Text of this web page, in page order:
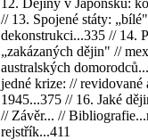
12. Dějiny v Japonsku:
// 13. Spojené státy:
dekonstrukci...335 // 14.
„zakázaných dějin" //
australských
jedné krize: // revidované
1945...375 // 16. Jaké
// Závěr... //
rejstřík...411